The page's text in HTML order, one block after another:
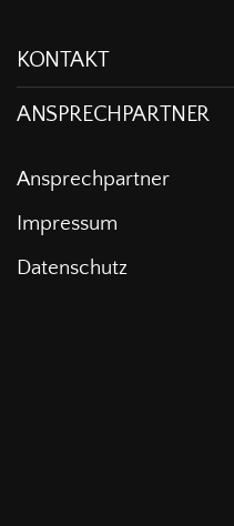
KONTAKT
ANSPRECHPARTNER
Ansprechpartner
Impressum
Datenschutz